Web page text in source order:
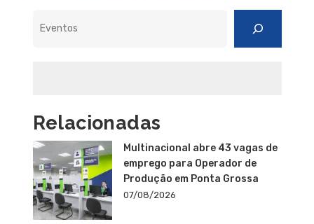
Relacionadas
Multinacional abre 43 vagas de
emprego para Operador de
Produção em Ponta Grossa
07/08/2026